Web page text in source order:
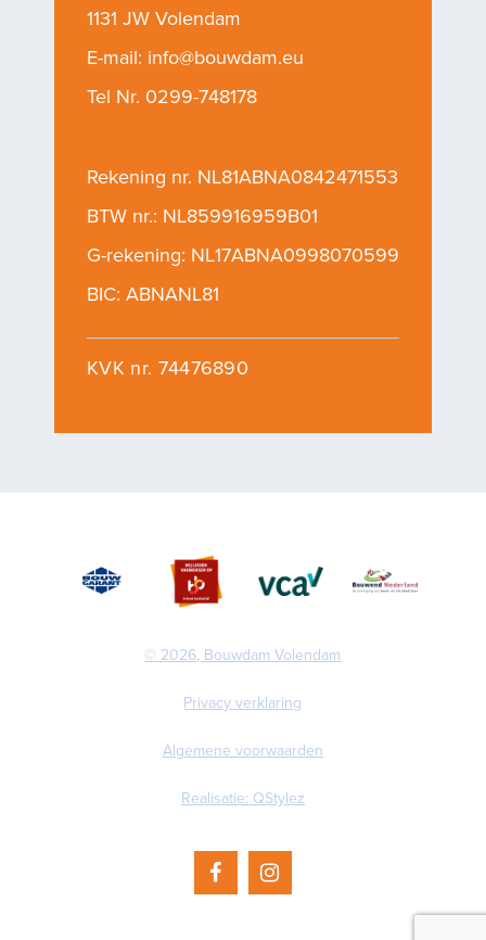
1131 JW Volendam
E-mail: info@bouwdam.eu
Tel Nr. 0299-748178
Rekening nr. NL81ABNA0842471553
BTW nr.: NL859916959B01
G-rekening: NL17ABNA0998070599
BIC: ABNANL81
KVK nr. 74476890
© 2026, Bouwdam Volendam
Privacy verklaring
Algemene voorwaarden
Realisatie: QStylez